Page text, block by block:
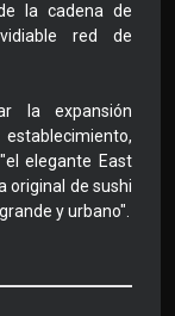
la cadena de
red de
la expansión
elegante East
original de sushi
y urbano".